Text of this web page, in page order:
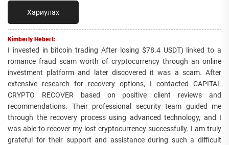
Хариулах
Kimberly Hebert:
I invested in bitcoin trading After losing $78.4 USDT) linked to a
romance fraud scam worth of cryptocurrency through an online
investment platform and later discovered it was a scam. After
extensive research for recovery options, I contacted CAPITAL
CRYPTO RECOVER based on positive client reviews and
recommendations. Their professional security team guided me
through the recovery process using advanced technology, and I
was able to recover my lost cryptocurrency successfully. I am truly
grateful for their support and assistance during such a difficult